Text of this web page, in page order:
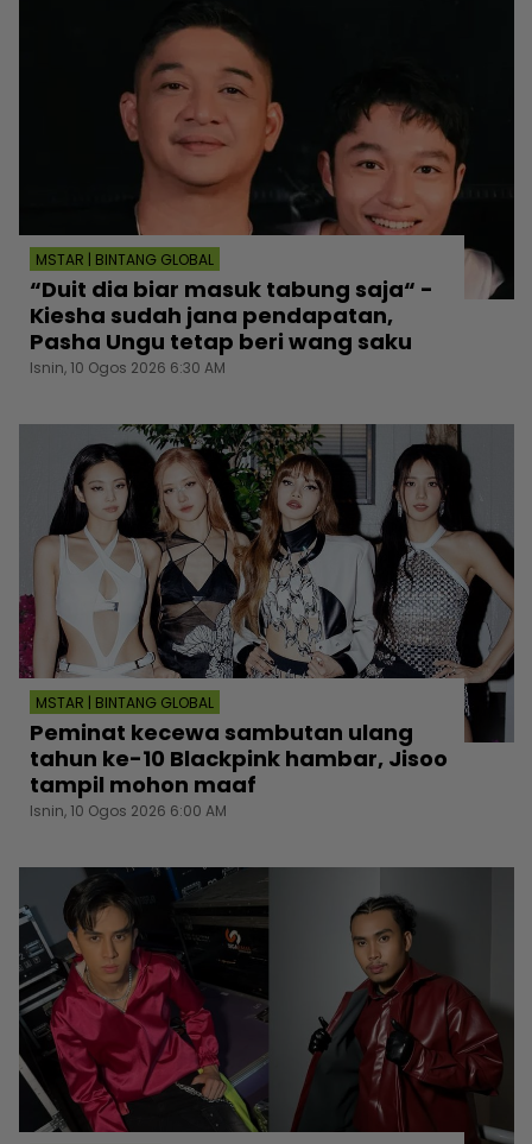
MSTAR | BINTANG GLOBAL
“Duit dia biar masuk tabung saja“ -
Kiesha sudah jana pendapatan,
Pasha Ungu tetap beri wang saku
Isnin, 10 Ogos 2026 6:30 AM
MSTAR | BINTANG GLOBAL
Peminat kecewa sambutan ulang
tahun ke-10 Blackpink hambar, Jisoo
tampil mohon maaf
Isnin, 10 Ogos 2026 6:00 AM